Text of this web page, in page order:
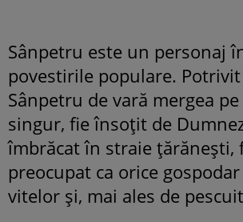
Sânpetru este un personaj
povestirile populare. Potrivit
Sânpetru de vară mergea
singur, fie însoţit de
îmbrăcat în straie ţărăneşti,
preocupat ca orice
vitelor şi, mai ales de